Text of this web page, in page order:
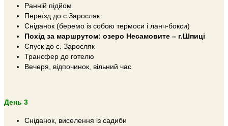
Ранній підйом
Переїзд до с.Заросляк
Сніданок (беремо із собою термоси і ланч-бокси)
Похід за маршрутом: озеро Несамовите – г.Шпиці
Спуск до с. Заросляк
Трансфер до готелю
Вечеря, відпочинок, вільний час
День 3
Сніданок, виселення із садиби